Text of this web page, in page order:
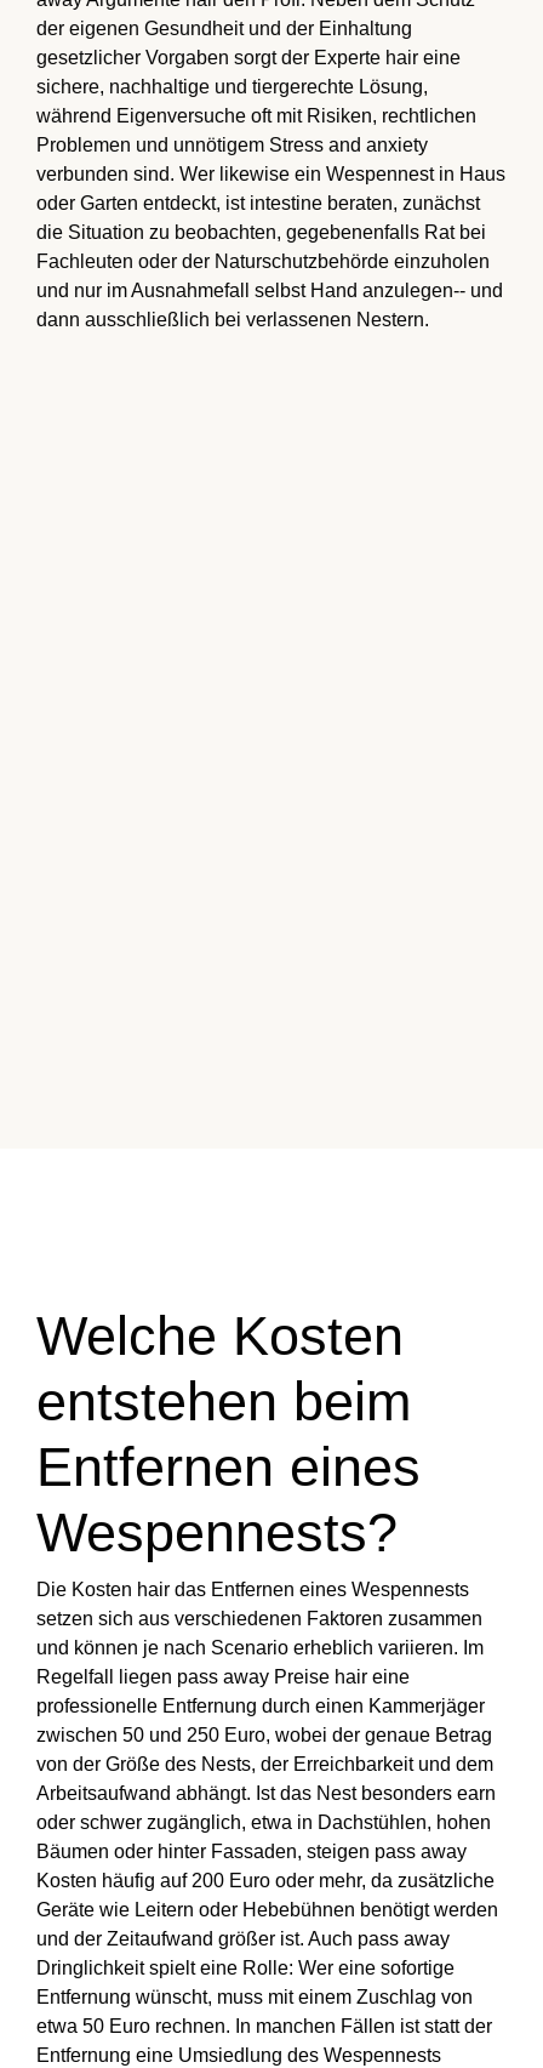
der eigenen Gesundheit und der Einhaltung
gesetzlicher Vorgaben sorgt der Experte hair eine
sichere, nachhaltige und tiergerechte Lösung,
während Eigenversuche oft mit Risiken, rechtlichen
Problemen und unnötigem Stress and anxiety
verbunden sind. Wer likewise ein Wespennest in Haus
oder Garten entdeckt, ist intestine beraten, zunächst
die Situation zu beobachten, gegebenenfalls Rat bei
Fachleuten oder der Naturschutzbehörde einzuholen
und nur im Ausnahmefall selbst Hand anzulegen-- und
dann ausschließlich bei verlassenen Nestern.
Welche Kosten
entstehen beim
Entfernen eines
Wespennests?
Die Kosten hair das Entfernen eines Wespennests
setzen sich aus verschiedenen Faktoren zusammen
und können je nach Scenario erheblich variieren. Im
Regelfall liegen pass away Preise hair eine
professionelle Entfernung durch einen Kammerjäger
zwischen 50 und 250 Euro, wobei der genaue Betrag
von der Größe des Nests, der Erreichbarkeit und dem
Arbeitsaufwand abhängt. Ist das Nest besonders earn
oder schwer zugänglich, etwa in Dachstühlen, hohen
Bäumen oder hinter Fassaden, steigen pass away
Kosten häufig auf 200 Euro oder mehr, da zusätzliche
Geräte wie Leitern oder Hebebühnen benötigt werden
und der Zeitaufwand größer ist. Auch pass away
Dringlichkeit spielt eine Rolle: Wer eine sofortige
Entfernung wünscht, muss mit einem Zuschlag von
etwa 50 Euro rechnen. In manchen Fällen ist statt der
Entfernung eine Umsiedlung des Wespennests